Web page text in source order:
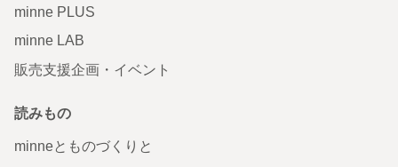
minne PLUS
minne LAB
販売支援企画・イベント
読みもの
minneとものづくりと